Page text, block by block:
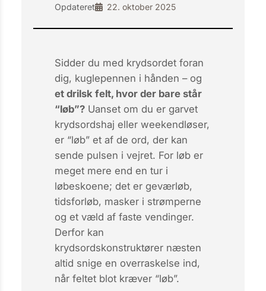
Opdateret 22. oktober 2025
Sidder du med krydsordet foran
dig, kuglepennen i hånden – og
et drilsk felt, hvor der bare står
“løb”?Uanset om du er garvet
krydsordshaj eller weekendløser,
er “løb” et af de ord, der kan
sende pulsen i vejret. For løber
meget mere end en tur i
løbeskoene; det er geværløb,
tidsforløb, masker i strømperne
og et væld af faste vendinger.
Derfor kan
krydsordskonstruktører næsten
altid snige en overraskelse ind,
når feltet blot kræver “løb”.